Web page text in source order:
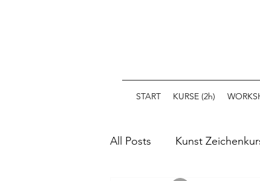
START KURSE (2h)
All Posts Kunst